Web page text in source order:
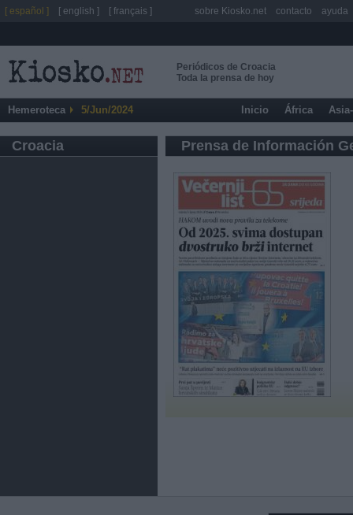
Periódicos de Croacia
Toda la prensa de hoy
Hemeroteca 5/Jun/2024 Inicio África
Croacia Prensa de Información
[ español ] [ english ] [ français ] sobre Kiosko.net contacto ayuda